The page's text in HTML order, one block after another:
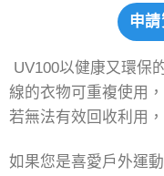
申
UV100以健康又環保
線的衣物可重複使用
若無法有效回收利用
如果您是喜愛戶外運